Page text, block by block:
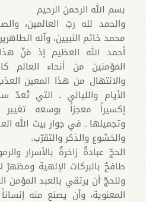
بسم الله الرحمن الرحیم
والحمد لله ربّ العالمین،
محمد خاتم النبیین، وآله
أحمد الله العظیم إذ مَنّ
المؤمنین من أنحاء العالم
والانتهال من هذا المعین
الأیام واللیالي ـ التي تُعدّ
إکسیراً معجزاً بوسعه تغییر
وتجمیلها ـ في جوار بیت الله
والخشوع والذکر والتقرّب.
الحجّ عبادةٌ زاخرةٌ بالأسرار
طافحٌ بالبرکات الإلهیة ومظهرٌ
وللحجّ أن یرتقي بالعبد المؤمن
المعنویة، وأن یصنع منه